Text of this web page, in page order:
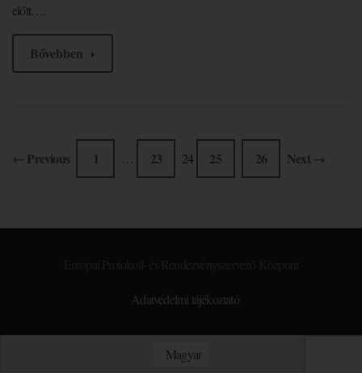
előtt….
Bővebben
← Previous 1 … 23 24 25 26 Next →
Adatvédelmi tájékoztató
Magyar